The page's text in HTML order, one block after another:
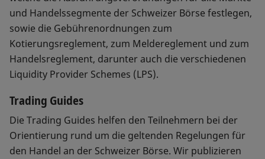
und Handelssegmente der Schweizer Börse festlegen,
sowie die Gebührenordnungen zum
Kotierungsreglement, zum Meldereglement und zum
Handelsreglement, darunter auch die verschiedenen
Liquidity Provider Schemes (LPS).
Trading Guides
Die Trading Guides helfen den Teilnehmern bei der
Orientierung rund um die geltenden Regelungen für
den Handel an der Schweizer Börse. Wir publizieren